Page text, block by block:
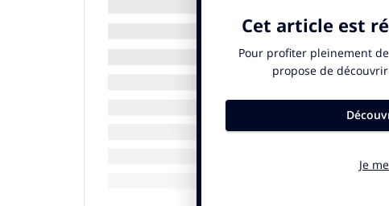
L’objectif : mettre en lumière les talents et
de la télé et de l’art. Prix coup de cœur cette
partie de cartes dans Marius de Pagnol.
raconte la genèse et nous prouve